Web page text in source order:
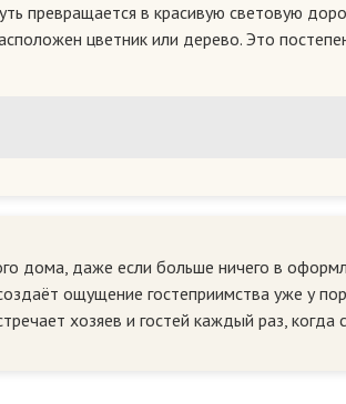
превращается в красивую световую
цветник или дерево. Это
дома, даже если больше ничего в
ощущение гостеприимства уже у
хозяев и гостей каждый раз, когда